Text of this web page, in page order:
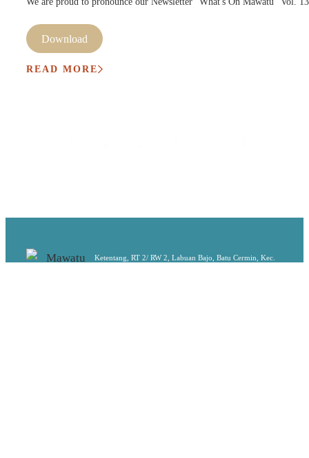
Download
READ MORE
Ketentang, RT 2/ RW 2, Labuan Bajo, Batu Cermin, Kec.